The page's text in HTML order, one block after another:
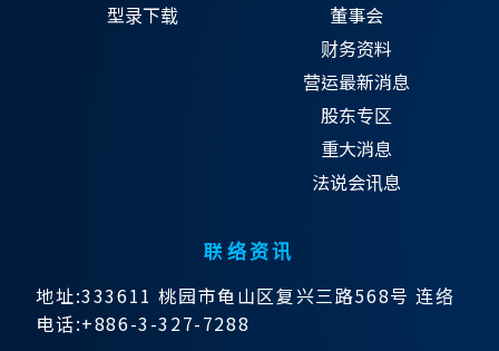
型录下载
董事会
财务资料
营运最新消息
股东专区
重大消息
法说会讯息
联络资讯
地址:333611 桃园市龟山区复兴三路568号 连络
电话:+886-3-327-7288